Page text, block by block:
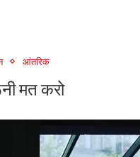
आंतरिक
मत करो